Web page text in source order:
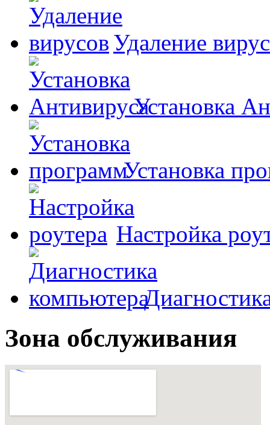
Удаление
Установка
Установка
Настройка
Зона обслуживания